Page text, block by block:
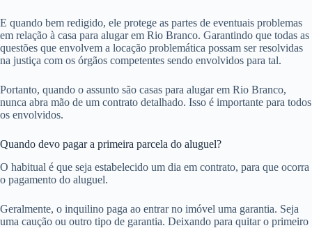
E quando bem redigido, ele protege as partes de eventuais problemas
em relação à casa para alugar em Rio Branco. Garantindo que todas as
questões que envolvem a locação problemática possam ser resolvidas
na justiça com os órgãos competentes sendo envolvidos para tal.
Portanto, quando o assunto são casas para alugar em Rio Branco,
nunca abra mão de um contrato detalhado. Isso é importante para todos
os envolvidos.
Quando devo pagar a primeira parcela do aluguel?
O habitual é que seja estabelecido um dia em contrato, para que ocorra
o pagamento do aluguel.
Geralmente, o inquilino paga ao entrar no imóvel uma garantia. Seja
uma caução ou outro tipo de garantia. Deixando para quitar o primeiro